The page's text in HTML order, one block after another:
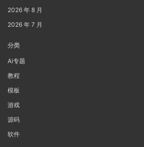
2026 年 8 月
2026 年 7 月
分类
Ai专题
教程
模板
游戏
源码
软件